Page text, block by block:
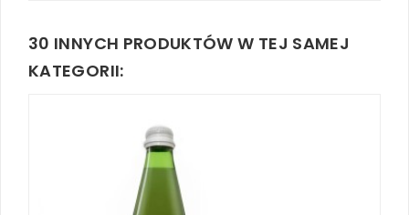
30 INNYCH PRODUKTÓW W TEJ SAMEJ
KATEGORII: